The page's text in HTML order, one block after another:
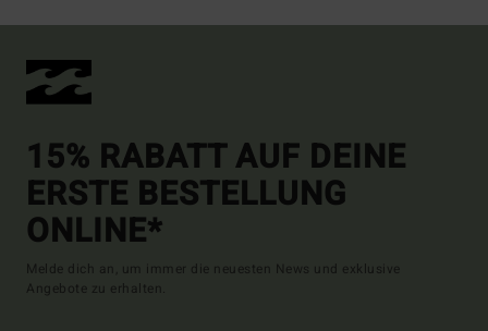
15% RABATT AUF DEINE
ERSTE BESTELLUNG
ONLINE*
Melde dich an, um immer die neuesten News und exklusive
Angebote zu erhalten.